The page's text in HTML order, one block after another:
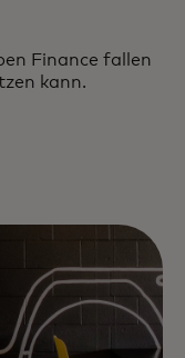
Finance fallen
kann.